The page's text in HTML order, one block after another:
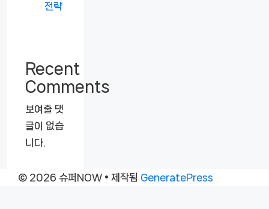
전략
Recent
Comments
보여줄 댓
글이 없습
니다.
© 2026 슈퍼NOW • 제작됨 GeneratePress